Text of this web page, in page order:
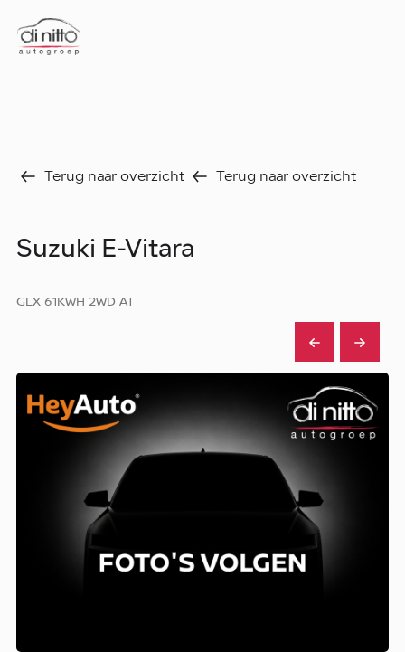
Vergelijk
Diensten
Autoverhuur
Terug naar overzicht Terug naar overzicht
Suzuki E-Vitara
GLX 61KWH 2WD AT